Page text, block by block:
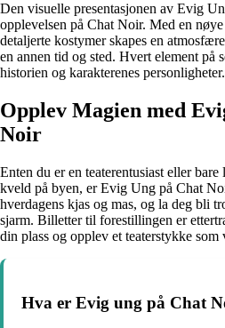
Den visuelle presentasjonen av Evig
opplevelsen på Chat Noir. Med en
detaljerte kostymer skapes en
en annen tid og sted. Hvert element på
historien og karakterenes personligheter.
Opplev Magien med
Noir
Enten du er en teaterentusiast eller
kveld på byen, er Evig Ung på Chat
hverdagens kjas og mas, og la deg bli
sjarm. Billetter til forestillingen er
din plass og opplev et teaterstykke
Hva er Evig ung på Chat